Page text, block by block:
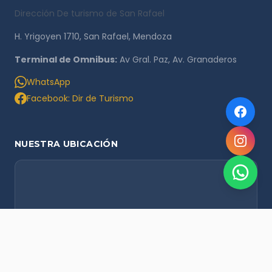
Dirección De turismo de San Rafael
H. Yrigoyen 1710, San Rafael, Mendoza
Terminal de Omnibus: Av Gral. Paz, Av. Granaderos
WhatsApp
Facebook: Dir de Turismo
NUESTRA UBICACIÓN